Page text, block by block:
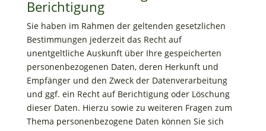
Berichtigung
Sie haben im Rahmen der geltenden gesetzlichen
Bestimmungen jederzeit das Recht auf
unentgeltliche Auskunft über Ihre gespeicherten
personenbezogenen Daten, deren Herkunft und
Empfänger und den Zweck der Datenverarbeitung
und ggf. ein Recht auf Berichtigung oder Löschung
dieser Daten. Hierzu sowie zu weiteren Fragen zum
Thema personenbezogene Daten können Sie sich